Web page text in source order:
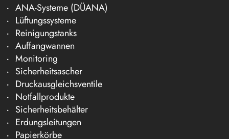
ANA-Systeme (DÜANA)
Lüftungssysteme
Reinigungstanks
Auffangwannen
Monitoring
Sicherheitsascher
Druckausgleichsventile
Notfallprodukte
Sicherheitsbehälter
Erdungsleitungen
Papierkörbe